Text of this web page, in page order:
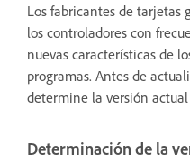
Los fabricantes de tarjetas
los controladores con
nuevas características de
programas. Antes de
determine la versión
Determinación de la